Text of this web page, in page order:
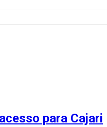
para Cajari